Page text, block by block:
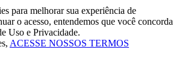
para melhorar sua experiência de
o acesso, entendemos que você concorda
Uso e Privacidade.
ACESSE NOSSOS TERMOS